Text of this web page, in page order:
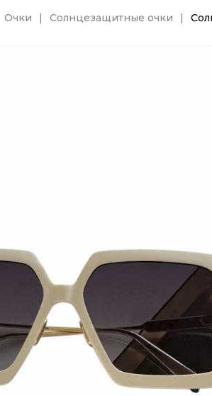
Очки Солнцезащитные очки